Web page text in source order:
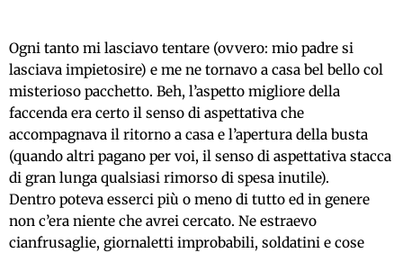
Ogni tanto mi lasciavo tentare (ovvero: mio padre si
lasciava impietosire) e me ne tornavo a casa bel bello col
misterioso pacchetto. Beh, l’aspetto migliore della
faccenda era certo il senso di aspettativa che
accompagnava il ritorno a casa e l’apertura della busta
(quando altri pagano per voi, il senso di aspettativa stacca
di gran lunga qualsiasi rimorso di spesa inutile).
Dentro poteva esserci più o meno di tutto ed in genere
non c’era niente che avrei cercato. Ne estraevo
cianfrusaglie, giornaletti improbabili, soldatini e cose